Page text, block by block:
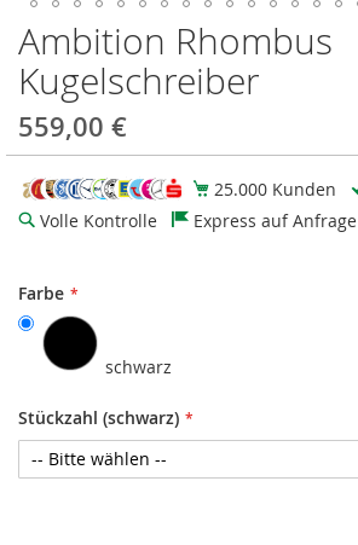
Ambition Rhombus
Kugelschreiber
559,00 €
25.000 Kunden
Volle Kontrolle
Express auf Anfrage
Farbe
schwarz
Stückzahl (schwarz)
Zum
Anfang
der
Bildgalerie
springen